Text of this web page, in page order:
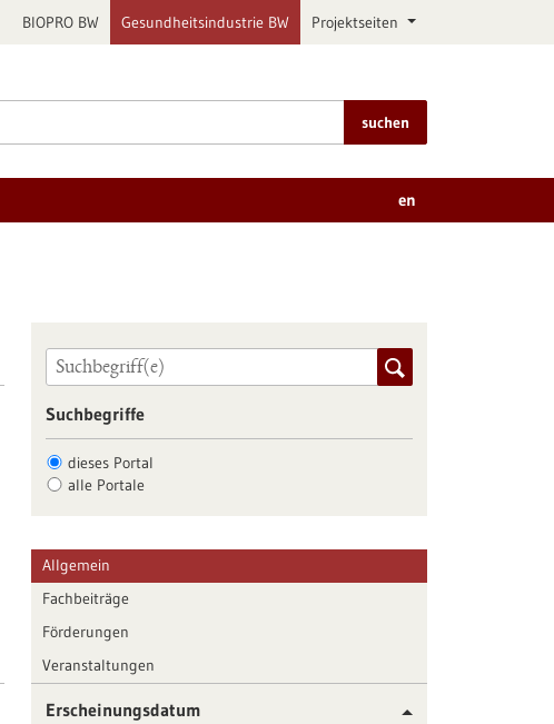
BIOPRO BW Gesundheitsindustrie BW Projektseiten
suchen
en
Suchbegriffe
dieses Portal
alle Portale
Allgemein
Fachbeiträge
Förderungen
Veranstaltungen
Erscheinungsdatum